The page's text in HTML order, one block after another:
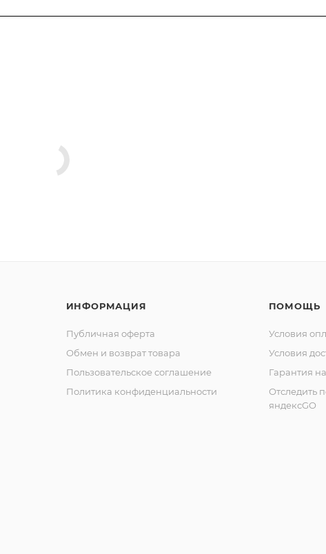
ИНФОРМАЦИЯ
Публичная оферта
Обмен и возврат товара
Пользовательское соглашение
Политика конфиденциальности
ПОМОЩЬ
Условия
Условия
Гарантия
Отследить
яндексGO